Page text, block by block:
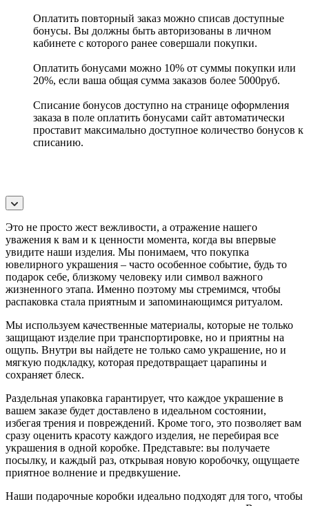
Оплатить повторный заказ можно списав доступные
бонусы. Вы должны быть авторизованы в личном
кабинете с которого ранее совершали покупки.
Оплатить бонусами можно 10% от суммы покупки или
20%, если ваша общая сумма заказов более 5000руб.
Списание бонусов доступно на странице оформления
заказа в поле оплатить бонусами сайт автоматически
проставит максимально доступное количество бонусов к
списанию.
Это не просто жест вежливости, а отражение нашего
уважения к вам и к ценности момента, когда вы впервые
увидите наши изделия. Мы понимаем, что покупка
ювелирного украшения – часто особенное событие, будь то
подарок себе, близкому человеку или символ важного
жизненного этапа. Именно поэтому мы стремимся, чтобы
распаковка стала приятным и запоминающимся ритуалом.
Мы используем качественные материалы, которые не только
защищают изделие при транспортировке, но и приятны на
ощупь. Внутри вы найдете не только само украшение, но и
мягкую подкладку, которая предотвращает царапины и
сохраняет блеск.
Раздельная упаковка гарантирует, что каждое украшение в
вашем заказе будет доставлено в идеальном состоянии,
избегая трения и повреждений. Кроме того, это позволяет вам
сразу оценить красоту каждого изделия, не перебирая все
украшения в одной коробке. Представьте: вы получаете
посылку, и каждый раз, открывая новую коробочку, ощущаете
приятное волнение и предвкушение.
Наши подарочные коробки идеально подходят для того, чтобы